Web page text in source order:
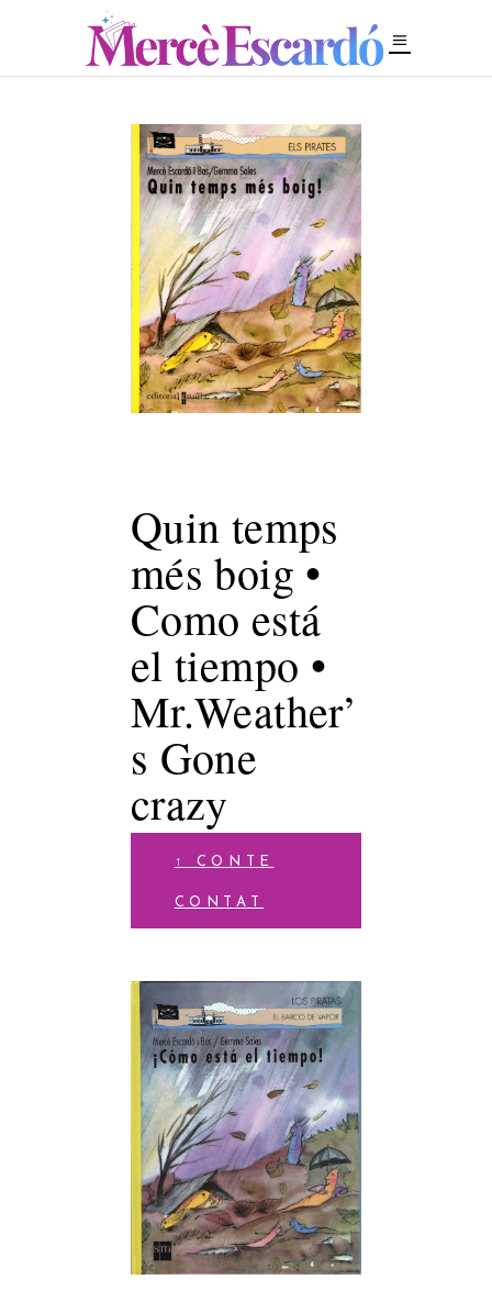
Quin temps
més boig •
Como está
el tiempo •
Mr.Weather’
s Gone
crazy
↑ CONTE
CONTAT